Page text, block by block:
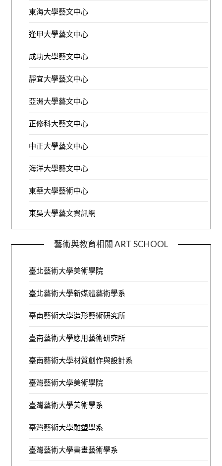
東海大學藝文中心
逢甲大學藝文中心
成功大學藝文中心
靜宜大學藝文中心
亞洲大學藝文中心
正修科大藝文中心
中正大學藝文中心
海洋大學藝文中心
東華大學藝術中心
東吳大學藝文資訊網
藝術與教育相關 ART SCHOOL
臺北藝術大學美術學院
臺北藝術大學新媒體藝術學系
臺南藝術大學造形藝術研究所
臺南藝術大學應用藝術研究所
臺南藝術大學材質創作與設計系
臺灣藝術大學美術學院
臺灣藝術大學美術學系
臺灣藝術大學雕塑學系
臺灣藝術大學書畫藝術學系